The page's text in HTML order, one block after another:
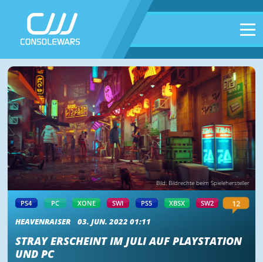
Bild: Bildrechte beim Spielehersteller
PS4 PC XONE SWI PS5 XBSX SW2
12
HEAVENRAISER
03. JUN. 2022 01:11
STRAY ERSCHEINT IM JULI AUF PLAYSTATION
UND PC